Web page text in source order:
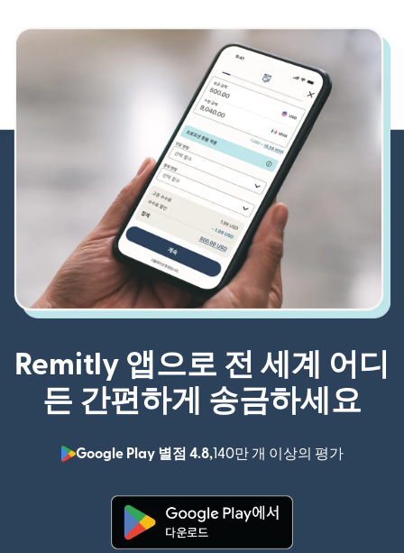
Remitly 앱으로 전 세계 어디
든 간편하게 송금하세요
Google Play 별점 4.8,140만 개 이상의 평가